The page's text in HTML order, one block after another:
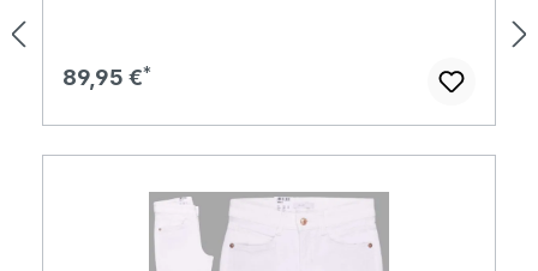
Regulärer Preis:
89,95 €